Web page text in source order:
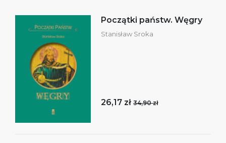
Początki państw. Węgry
Stanisław Sroka
26,17 zł 34,90 zł